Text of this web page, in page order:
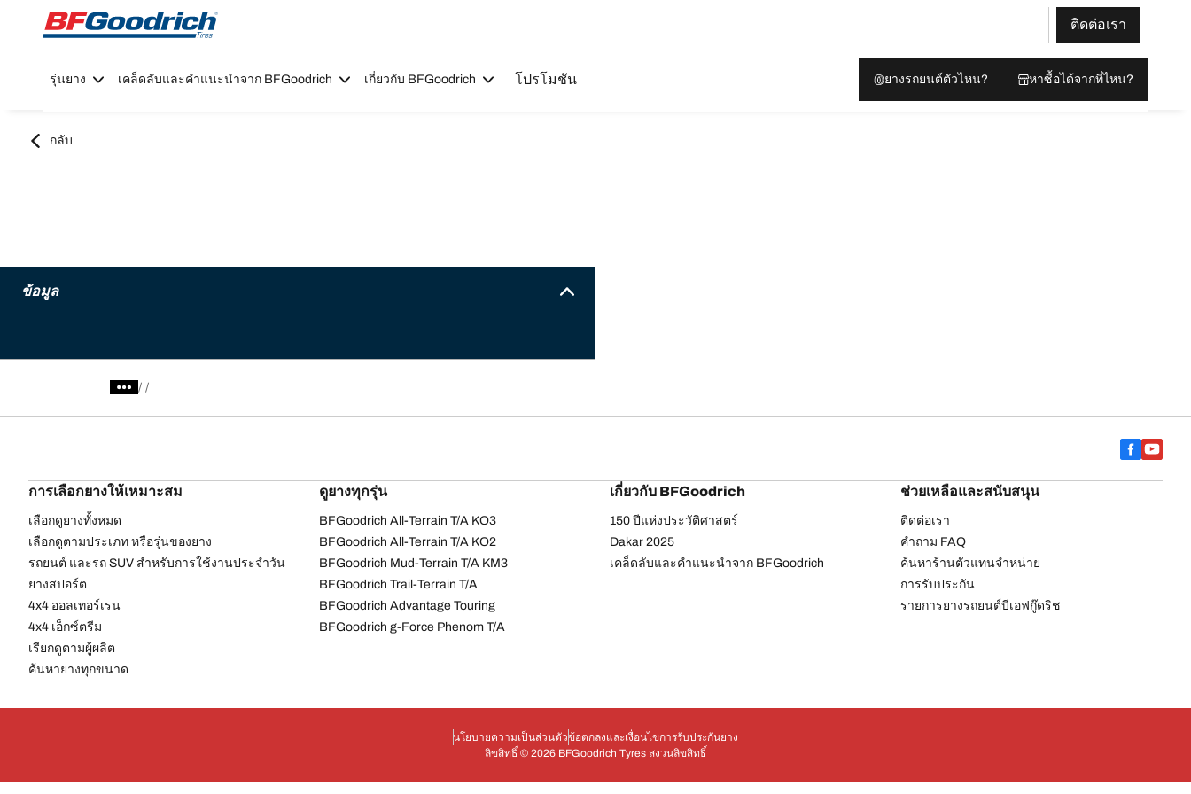
Go to page content
Go to page navigation
ติดต่อเรา
รุ่นยาง เคล็ดลับและคำแนะนำจาก BFGoodrich เกี่ยวกับ BFGoodrich โปรโมชัน ยางรถยนต์ตัวไหน? หาซื้อได้จากที่ไหน?
กลับ
ข้อมูล
/
การเลือกยางให้เหมาะสม
เลือกดูยางทั้งหมด
เลือกดูตามประเภท หรือรุ่นของยาง
รถยนต์ และรถ SUV สำหรับการใช้งานประจำวัน
ยางสปอร์ต
4x4 ออลเทอร์เรน​
4x4 เอ็กซ์ตรีม​
เรียกดูตามผู้ผลิต
ค้นหายางทุกขนาด
ดูยางทุกรุ่น
BFGoodrich All-Terrain T/A KO3
BFGoodrich All-Terrain T/A KO2
BFGoodrich Mud-Terrain T/A KM3
BFGoodrich Trail-Terrain T/A
BFGoodrich Advantage Touring
BFGoodrich g-Force Phenom T/A
เกี่ยวกับ BFGoodrich
150 ปีแห่งประวัติศาสตร์
Dakar 2025
เคล็ดลับและคำแนะนำจาก BFGoodrich
ช่วยเหลือและสนับสนุน
ติดต่อเรา
คำถาม FAQ
ค้นหาร้านตัวแทนจำหน่าย
การรับประกัน
รายการยางรถยนต์บีเอฟกู๊ดริช
นโยบายความเป็นส่วนตัวข้อตกลงและเงื่อนไขการรับประกันยาง
ลิขสิทธิ์ © 2026 BFGoodrich Tyres สงวนลิขสิทธิ์